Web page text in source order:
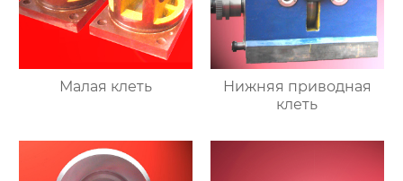
Малая клеть
Нижняя приводная
клеть